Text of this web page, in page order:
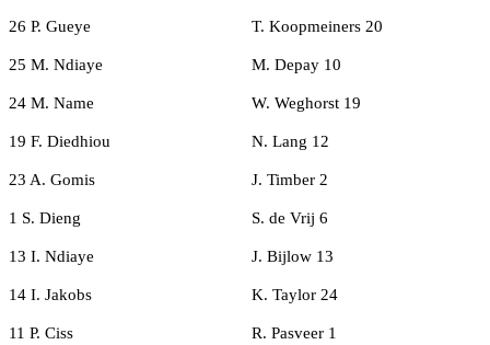
26 P. Gueye T. Koopmeiners 20
25 M. Ndiaye M. Depay 10
24 M. Name W. Weghorst 19
19 F. Diedhiou N. Lang 12
23 A. Gomis J. Timber 2
1 S. Dieng S. de Vrij 6
13 I. Ndiaye J. Bijlow 13
14 I. Jakobs K. Taylor 24
11 P. Ciss R. Pasveer 1